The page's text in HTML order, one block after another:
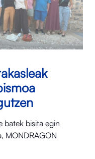
batek bisita egin
MONDRAGON